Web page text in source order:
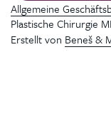
Plastische Chirurgie
Allgemeine
Erstellt von Beneš &